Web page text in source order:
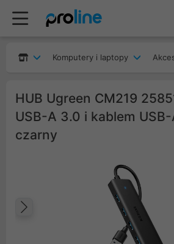
Komputery i laptopy
HUB Ugreen CM219
USB-A 3.0 i kablem
czarny